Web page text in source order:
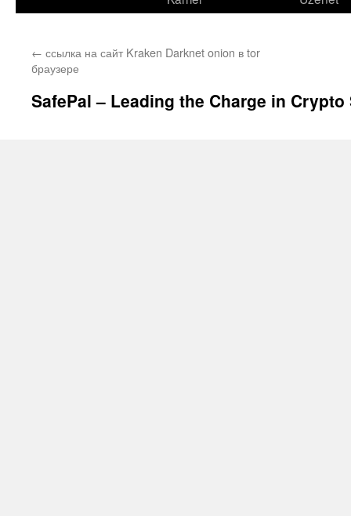
← ссылка на сайт Kraken Darknet onion в tor
браузере
SafePal – Leading the Charge in